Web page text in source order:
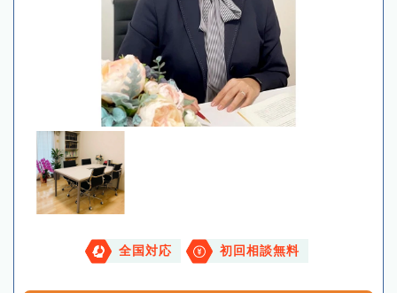
全国対応 初回相談無料